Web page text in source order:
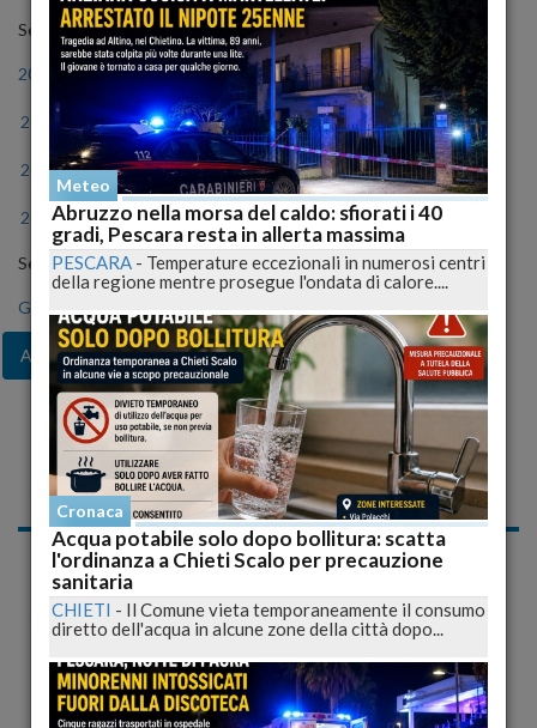
Seleziona l'anno
2006 2007 2008 2009 2010 2011
2012 2013 2014 2015 2016 2017
2018 2019 2020 2021 2022 2023
2024 2025 2026
Seleziona il mese
Gen
Ago Set Ott Nov Dic
Notizie di Mercoledì, 05
Agosto 2009
Cronaca Nazionale
Meteo
Abruzzo nella morsa del caldo: sfiorati i 40
gradi, Pescara resta in allerta massima
PESCARA - Temperature eccezionali in numerosi centri
della regione mentre prosegue l'ondata di calore....
Cronaca
Acqua potabile solo dopo bollitura: scatta
l'ordinanza a Chieti Scalo per precauzione
sanitaria
CHIETI - Il Comune vieta temporaneamente il consumo
diretto dell'acqua in alcune zone della città dopo...